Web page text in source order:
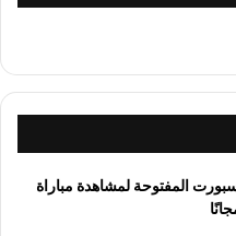
المفتوحة لمشاهدة مباراة